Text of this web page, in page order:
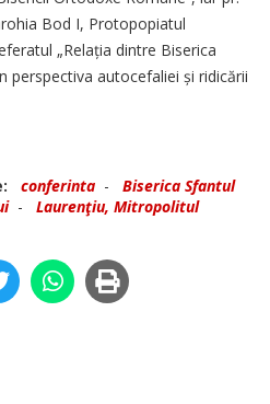
Bod I, Protopopiatul
„Relația dintre Biserica
perspectiva autocefaliei și ridicării
conferinta - Biserica Sfantul
- Laurenţiu, Mitropolitul